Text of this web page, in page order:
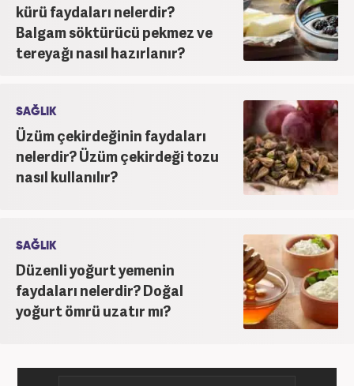
kürü faydaları nelerdir?
Balgam söktürücü pekmez ve
tereyağı nasıl hazırlanır?
SAĞLIK
Üzüm çekirdeğinin faydaları
nelerdir? Üzüm çekirdeği tozu
nasıl kullanılır?
SAĞLIK
Düzenli yoğurt yemenin
faydaları nelerdir? Doğal
yoğurt ömrü uzatır mı?